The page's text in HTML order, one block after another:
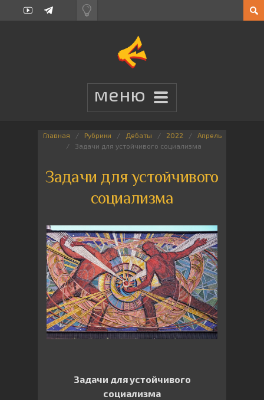
Главная Рубрики Дебаты 2022
Апрель
Задачи для устойчивого социализма
Задачи для устойчивого
социализма
Задачи для устойчивого
социализма